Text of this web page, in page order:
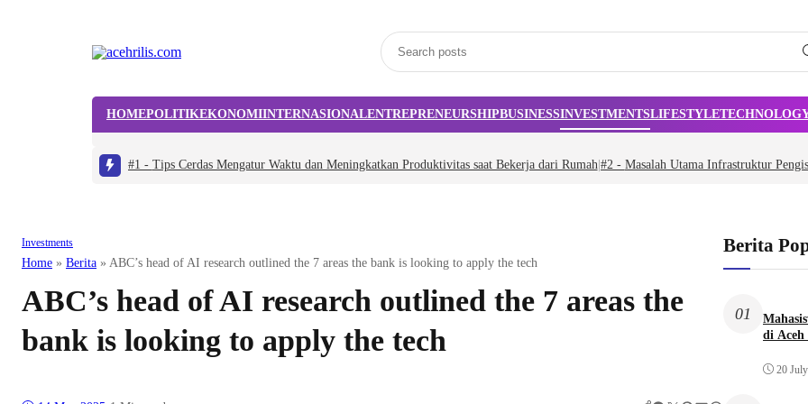
HOMEPOLITIKEKONOMIINTERNASIONALENTREPRENEURSHIPBUSINESSINVESTMENTSLIFESTYLE
#1 - Tips Cerdas Mengatur Waktu dan Meningkatkan Produktivitas saat Bekerja dari Rumah| #2 - Masalah Utama Infrastruktur
Investments
Home » Berita » ABC’s head of AI research outlined the 7 areas the bank is looking to apply the tech
ABC’s head of AI research outlined the 7 areas the
bank is looking to apply the tech
Berita
01
di Aceh
20